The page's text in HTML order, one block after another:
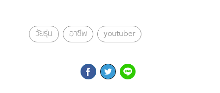
วัยรุ่น อาชีพ youtuber